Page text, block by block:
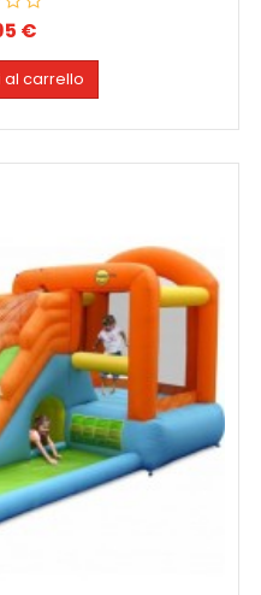
€
al carrello